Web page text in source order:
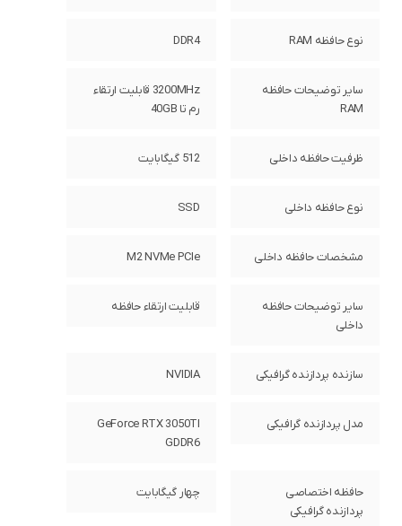
نوع حافظه RAM DDR4
سایر توضیحات حافظه
RAM
3200MHz قابلیت ارتقاء
رم تا 40GB
ظرفیت حافظه داخلی 512 گیگابایت
نوع حافظه داخلی SSD
مشخصات حافظه داخلی M2 NVMe PCIe
سایر توضیحات حافظه
داخلی
قابلیت ارتقاء حافظه
سازنده پردازنده گرافیکی NVIDIA
مدل پردازنده گرافیکی
GeForce RTX 3050TI
GDDR6
حافظه اختصاصی
پردازنده گرافیکی
چهار گیگابایت